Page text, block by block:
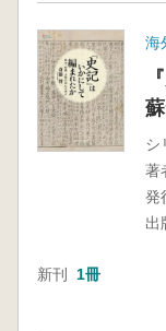
海
シ
著
発
出
新刊 1冊